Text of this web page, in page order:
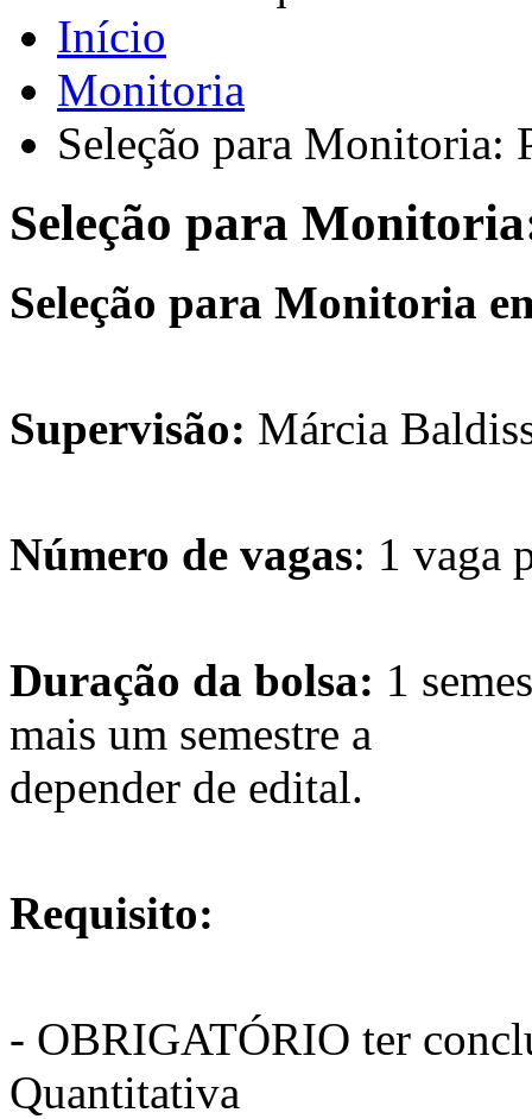
Início
Monitoria
Seleção para Monitoria:
Seleção para
Seleção para Monitoria
Supervisão: Márcia
Número de vagas: 1 vaga
Duração da bolsa: 1
mais um semestre a
depender de edital.
Requisito:
- OBRIGATÓRIO ter
Quantitativa